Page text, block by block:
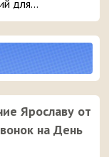
для
с
мужчину или
самое
отправляйте
Ярославу от
на День